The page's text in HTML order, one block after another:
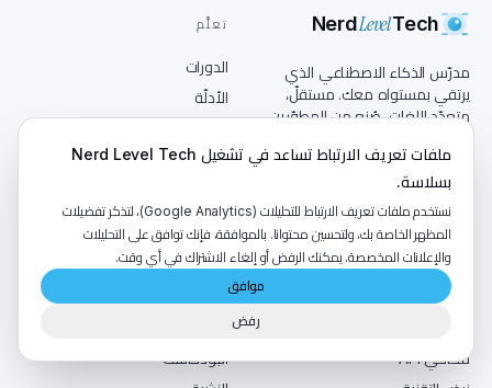
NerdLevelTech
مدرّس الذكاء الاصطناعي الذي
يرتقي بمستواه معك. مستقلّ،
متعدّد اللغات، صُنع من المطوّرين
EN
AR
تعلَّم
الدورات
الأدلّة
خرائط الطريق
أدوات
محسّن السيرة الذاتية
محاكي API
اقرأ
المدونة
البودكاست
ملفات تعريف الارتباط تساعد في تشغيل Nerd Level Tech
بسلاسة.
نستخدم ملفات تعريف الارتباط للتحليلات (Google Analytics)، لتذكر تفضيلات
المظهر الخاصة بك، ولتحسين محتوانا. بالموافقة، فإنك توافق على التحليلات
والإعلانات المخصصة. يمكنك الرفض أو إلغاء الاشتراك في أي وقت.
موافق
رفض